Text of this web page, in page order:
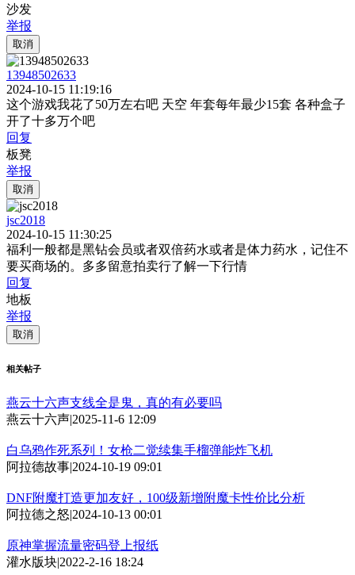
沙发
举报
取消
13948502633
2024-10-15 11:19:16
这个游戏我花了50万左右吧 天空 年套每年最少15套 各种盒子
开了十多万个吧
回复
板凳
举报
取消
jsc2018
2024-10-15 11:30:25
福利一般都是黑钻会员或者双倍药水或者是体力药水，记住不
要买商场的。多多留意拍卖行了解一下行情
回复
地板
举报
取消
相关帖子
燕云十六声支线全是鬼，真的有必要吗
燕云十六声|2025-11-6 12:09
白乌鸦作死系列！女枪二觉续集手榴弹能炸飞机
阿拉德故事|2024-10-19 09:01
DNF附魔打造更加友好，100级新增附魔卡性价比分析
阿拉德之怒|2024-10-13 00:01
原神掌握流量密码登上报纸
灌水版块|2022-2-16 18:24